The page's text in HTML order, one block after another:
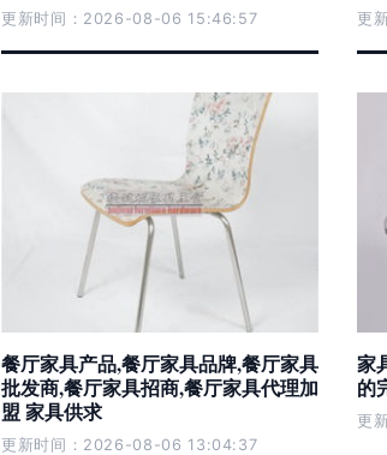
更新时间：2026-08-06 15:46:57 更
餐厅家具产品,餐厅家具品牌,餐厅家具
批发商,餐厅家具招商,餐厅家具代理加
盟 家具供求
更新时间：2026-08-06 13:04:37
家
的
更